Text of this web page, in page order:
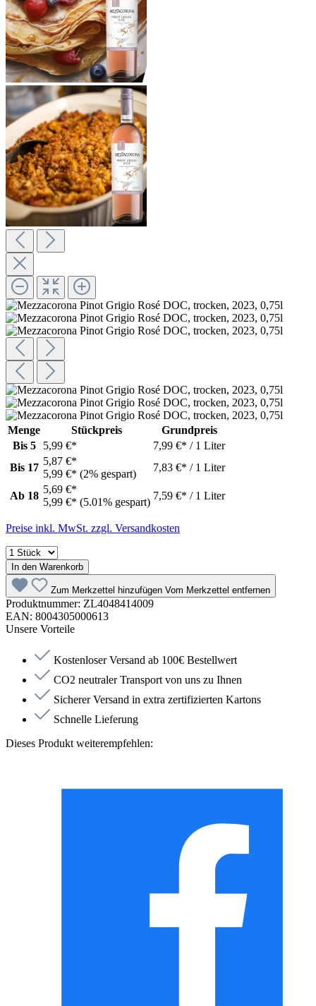
Menge Stückpreis
Grundpreis
Bis 5 5,99 €*
7,99 €* / 1 Liter
Bis 17
5,87 €*
5,99 €* (2% gespart)
7,83 €* / 1 Liter
Ab 18
5,69 €*
5,99 €* (5.01% gespart)
7,59 €* / 1 Liter
Preise inkl. MwSt. zzgl. Versandkosten
In den Warenkorb
Zum Merkzettel hinzufügen Vom Merkzettel entfernen
Produktnummer: ZL4048414009
EAN: 8004305000613
Unsere Vorteile
Kostenloser Versand ab 100€ Bestellwert
CO2 neutraler Transport von uns zu Ihnen
Sicherer Versand in extra zertifizierten Kartons
Schnelle Lieferung
Dieses Produkt weiterempfehlen: